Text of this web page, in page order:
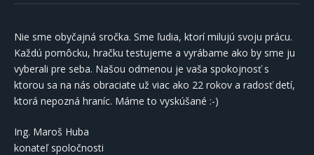
Nie sme obyčajná sročka. Sme ľudia, ktorí milujú svoju prácu.
Každú pomôcku, hračku testujeme a vyrábame ako by sme ju
vyberali pre seba. Našou odmenou je vaša spokojnosť s
ktorou sa na nás obraciate už viac ako 22 rokov a radosť detí,
ktorá nepozná hraníc. Máme to vyskúšané :-)
Ing. Maroš Huba
konateľ spoločnosti